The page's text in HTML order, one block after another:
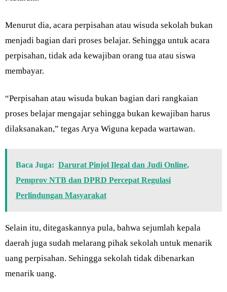
Menurut dia, acara perpisahan atau wisuda sekolah bukan
menjadi bagian dari proses belajar. Sehingga untuk acara
perpisahan, tidak ada kewajiban orang tua atau siswa
membayar.
“Perpisahan atau wisuda bukan bagian dari rangkaian
proses belajar mengajar sehingga bukan kewajiban harus
dilaksanakan,” tegas Arya Wiguna kepada wartawan.
Baca Juga: Darurat Pinjol Ilegal dan Judi Online,
Pemprov NTB dan DPRD Percepat Regulasi
Perlindungan Masyarakat
Selain itu, ditegaskannya pula, bahwa sejumlah kepala
daerah juga sudah melarang pihak sekolah untuk menarik
uang perpisahan. Sehingga sekolah tidak dibenarkan
menarik uang.